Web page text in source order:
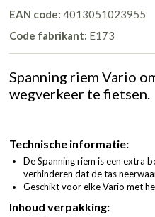
EAN code: 4013051023955
Code fabrikant: E173
Spanning riem Vario
wegverkeer te fietsen.
Technische informatie:
De Spanning riem is een extra
verhinderen dat de tas
Geschikt voor elke Vario met
Inhoud verpakking: